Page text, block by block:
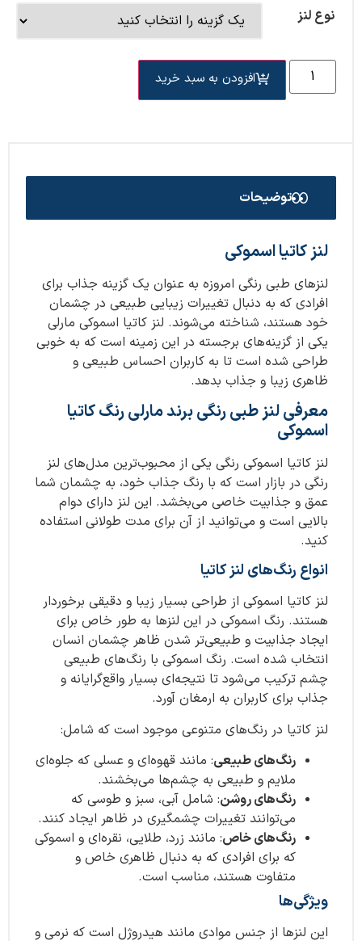
نوع لنز
افزودن به سبد خرید
توضیحات
لنز کاتیا اسموکی
لنزهای طبی رنگی امروزه به عنوان یک گزینه جذاب برای
افرادی که به دنبال تغییرات زیبایی طبیعی در چشمان
خود هستند، شناخته می‌شوند. لنز کاتیا اسموکی مارلی
یکی از گزینه‌های برجسته در این زمینه است که به خوبی
طراحی شده‌ است تا به کاربران احساس طبیعی و
ظاهری زیبا و جذاب بدهد.
معرفی لنز طبی رنگی برند مارلی رنگ كاتیا
اسموکی
لنز کاتیا اسموکی رنگی یکی از محبوب‌ترین مدل‌های لنز
رنگی در بازار است که با رنگ جذاب خود، به چشمان شما
عمق و جذابیت خاصی می‌بخشد. این لنز دارای دوام
بالایی است و می‌توانید از آن برای مدت طولانی استفاده
کنید.
انواع رنگ‌های لنز کاتیا
لنز کاتیا اسموکی از طراحی بسیار زیبا و دقیقی برخوردار
هستند. رنگ اسموکی در این لنزها به طور خاص برای
ایجاد جذابیت و طبیعی‌تر شدن ظاهر چشمان انسان
انتخاب شده است. رنگ اسموکی با رنگ‌های طبیعی
چشم ترکیب می‌شود تا نتیجه‌ای بسیار واقع‌گرایانه و
جذاب برای کاربران به ارمغان آورد.
لنز کاتیا در رنگ‌های متنوعی موجود است که شامل:
رنگ‌های طبیعی: مانند قهوه‌ای و عسلی که جلوه‌ای
ملایم و طبیعی به چشم‌ها می‌بخشند.
رنگ‌های روشن: شامل آبی، سبز و طوسی که
می‌توانند تغییرات چشمگیری در ظاهر ایجاد کنند.
رنگ‌های خاص: مانند زرد، طلایی، نقره‌ای و اسموکی
که برای افرادی که به دنبال ظاهری خاص و
متفاوت هستند، مناسب است.
ویژگی‌ها
این لنزها از جنس موادی مانند هیدروژل است که نرمی و